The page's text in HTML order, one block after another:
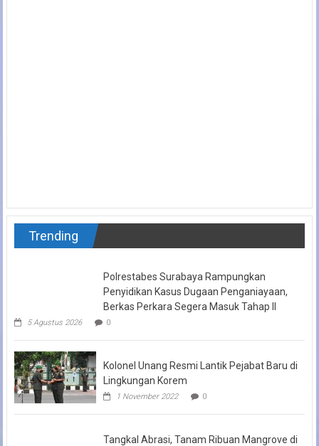
Trending
Polrestabes Surabaya Rampungkan Penyidikan Kasus Dugaan
Penganiayaan, Berkas Perkara Segera Masuk Tahap II
5 Agustus 2026
Kolonel Unang Resmi Lantik Pejabat Baru di
Lingkungan Korem